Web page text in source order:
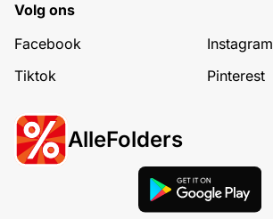
Volg ons
Facebook
Instagram
Tiktok
Pinterest
AlleFolders